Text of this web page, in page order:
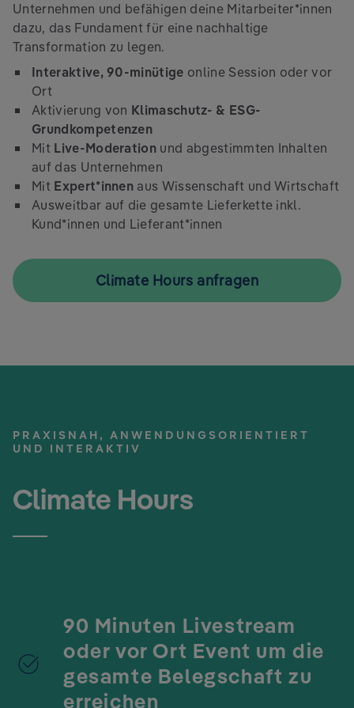
Unternehmen und befähigen deine Mitarbeiter*innen
dazu, das Fundament für eine nachhaltige
Transformation zu legen.
Interaktive, 90-minütige online Session oder vor
Ort
Aktivierung von Klimaschutz- & ESG-
Grundkompetenzen
Mit Live-Moderation und abgestimmten Inhalten
auf das Unternehmen
Mit Expert*innen aus Wissenschaft und Wirtschaft
Ausweitbar auf die gesamte Lieferkette inkl.
Kund*innen und Lieferant*innen
Climate Hours anfragen
PRAXISNAH, ANWENDUNGSORIENTIERT
UND INTERAKTIV
Climate Hours
90 Minuten Livestream
oder vor Ort Event um die
gesamte Belegschaft zu
erreichen